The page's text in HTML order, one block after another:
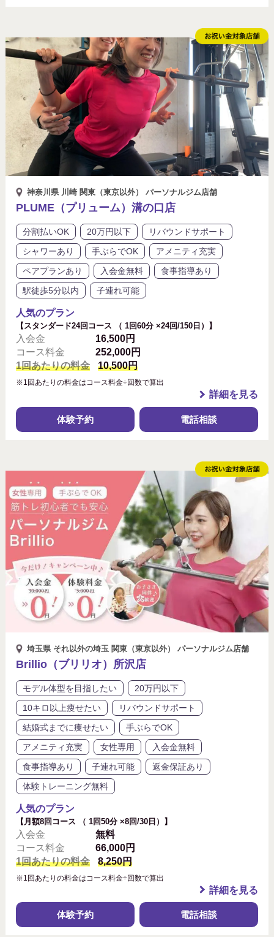
神奈川県 川崎 関東（東京以外） パーソナルジム店舗
PLUME（プリューム）溝の口店
分割払いOK 20万円以下
リバウンドサポート
シャワーあり
手ぶらでOK
アメニティ充実
ペアプランあり
入会金無料
食事指導あり
駅徒歩5分以内
子連れ可能
人気のプラン
【スタンダード24回コース （ 1回60分 ×24回/150日）】
入会金
16,500円
コース料金
252,000円
1回あたりの料金
10,500円
※1回あたりの料金はコース料金÷回数で算出
詳細を見る
体験予約 電話相談
埼玉県 それ以外の埼玉 関東（東京以外） パーソナルジム店舗
Brillio（ブリリオ）所沢店
モデル体型を目指したい
20万円以下
10キロ以上痩せたい
リバウンドサポート
結婚式までに痩せたい
手ぶらでOK
アメニティ充実
女性専用
入会金無料
食事指導あり
子連れ可能
返金保証あり
体験トレーニング無料
人気のプラン
【月額8回コース （ 1回50分 ×8回/30日）】
入会金
無料
コース料金
66,000円
1回あたりの料金
8,250円
※1回あたりの料金はコース料金÷回数で算出
詳細を見る
体験予約 電話相談